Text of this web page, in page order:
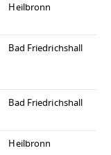
Heilbronn
Bad Friedrichshall
Bad Friedrichshall
Heilbronn